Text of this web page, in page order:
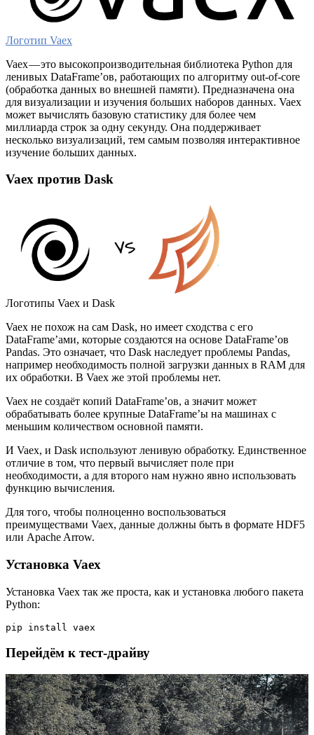
Логотип Vaex
Vaex — это высокопроизводительная библиотека Python для
ленивых DataFrame’ов, работающих по алгоритму out-of-core
(обработка данных во внешней памяти). Предназначена она
для визуализации и изучения больших наборов данных. Vaex
может вычислять базовую статистику для более чем
миллиарда строк за одну секунду. Она поддерживает
несколько визуализаций, тем самым позволяя интерактивное
изучение больших данных.
Vaex против Dask
Логотипы Vaex и Dask
Vaex не похож на сам Dask, но имеет сходства с его
DataFrame’ами, которые создаются на основе DataFrame’ов
Pandas. Это означает, что Dask наследует проблемы Pandas,
например необходимость полной загрузки данных в RAM для
их обработки. В Vaex же этой проблемы нет.
Vaex не создаёт копий DataFrame’ов, а значит может
обрабатывать более крупные DataFrame’ы на машинах с
меньшим количеством основной памяти.
И Vaex, и Dask используют ленивую обработку. Единственное
отличие в том, что первый вычисляет поле при
необходимости, а для второго нам нужно явно использовать
функцию вычисления.
Для того, чтобы полноценно воспользоваться
преимуществами Vaex, данные должны быть в формате HDF5
или Apache Arrow.
Установка Vaex
Установка Vaex так же проста, как и установка любого пакета
Python:
pip install vaex
Перейдём к тест-драйву